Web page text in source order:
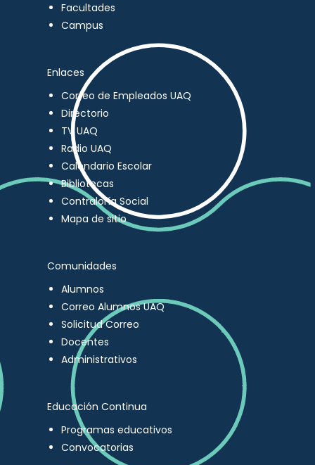
Facultades
Campus
Enlaces
Correo de Empleados UAQ
Directorio
TV UAQ
Radio UAQ
Calendario Escolar
Bibliotecas
Contraloría Social
Mapa de sitio
Comunidades
Alumnos
Correo Alumnos UAQ
Solicitud Correo
Docentes
Administrativos
Educación Continua
Programas educativos
Convocatorias